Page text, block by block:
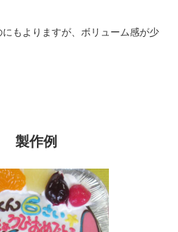
もよりますが、ボリューム感が少
製作例